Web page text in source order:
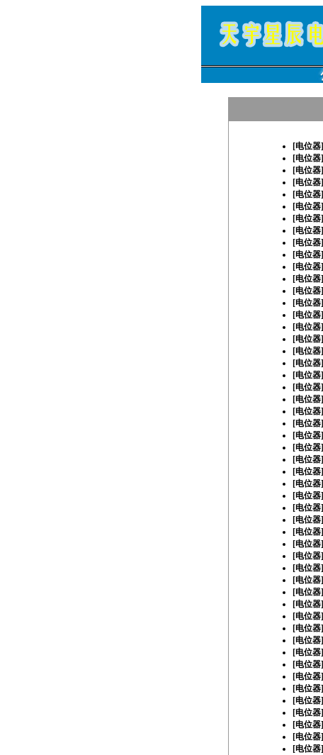
[电位器]
[电位器]
[电位器]
[电位器]
[电位器]
[电位器]
[电位器]
[电位器]
[电位器]
[电位器]
[电位器]
[电位器]
[电位器]
[电位器]
[电位器]
[电位器]
[电位器]
[电位器]
[电位器]
[电位器]
[电位器]
[电位器]
[电位器]
[电位器]
[电位器]
[电位器]
[电位器]
[电位器]
[电位器]
[电位器]
[电位器]
[电位器]
[电位器]
[电位器]
[电位器]
[电位器]
[电位器]
[电位器]
[电位器]
[电位器]
[电位器]
[电位器]
[电位器]
[电位器]
[电位器]
[电位器]
[电位器]
[电位器]
[电位器]
[电位器]
[电位器]